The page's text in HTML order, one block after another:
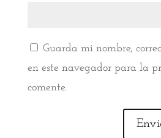
Guarda mi nombre,
en este navegador para la
comente.